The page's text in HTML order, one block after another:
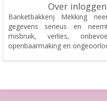
Over
Banketbakkerij Mekking
gegevens serieus en
misbruik, verlies,
openbaarmaking en